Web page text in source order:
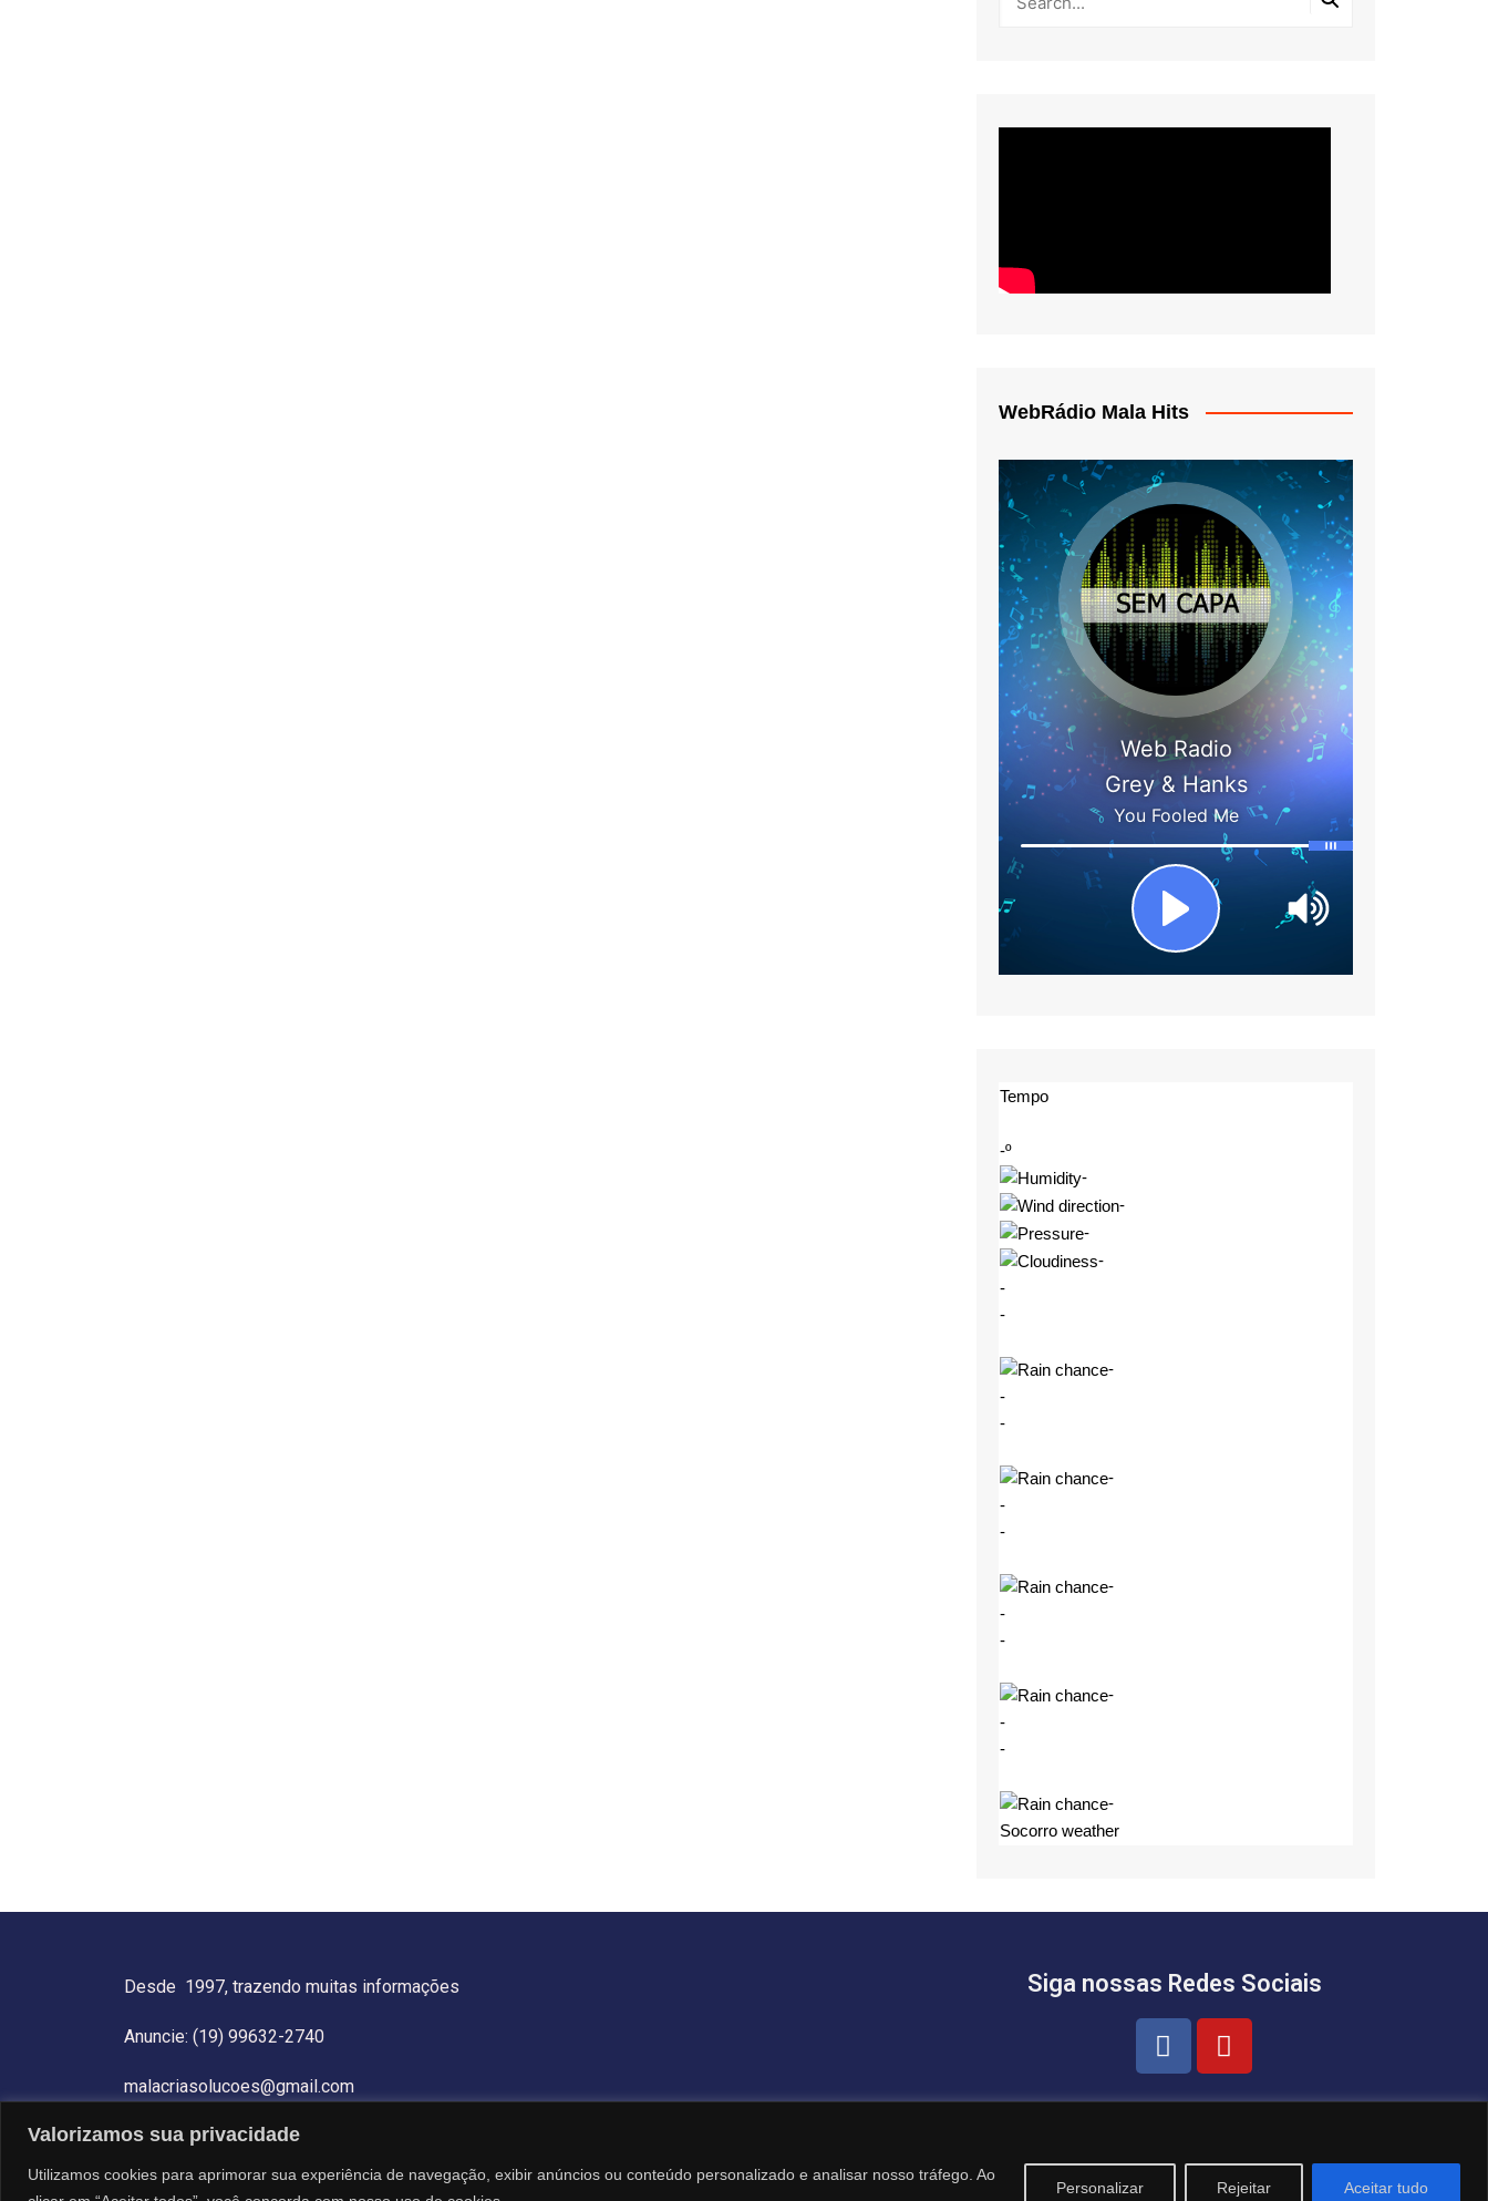
Valorizamos sua privacidade
Utilizamos cookies para aprimorar sua experiência de navegação, exibir anúncios ou conteúdo personalizado e analisar nosso tráfego. Ao
Personalizar Rejeitar Aceitar tudo
WebRádio Mala Hits
Tempo
-º
-
-
-
-
-
-
-
-
-
-
-
-
-
-
-
-
-
-
-
Socorro weather
Desde 1997, trazendo muitas informações
Anuncie: (19) 99632-2740
malacriasolucoes@gmail.com
Siga nossas Redes Sociais
Desenvolvimento Web: Itamar Mariano – (19) 99131-1969